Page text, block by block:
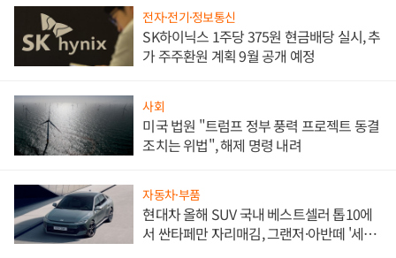
전자·전기·정보통신
SK하이닉스 1주당 375원 현금배당 실시, 추
가 주주환원 계획 9월 공개 예정
사회
미국 법원 "트럼프 정부 풍력 프로젝트 동결
조치는 위법", 해제 명령 내려
자동차·부품
현대차 올해 SUV 국내 베스트셀러 톱10에
서 싼타페만 자리매김, 그랜저·아반떼 '세단